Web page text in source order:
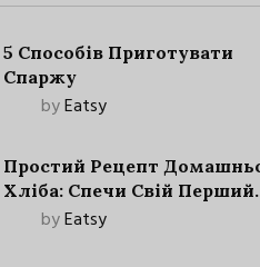
5 Способів Приготувати
Спаржу
byEatsy
Простий Рецепт
Хліба: Спечи Свій Перший
Запашний Хліб!
byEatsy